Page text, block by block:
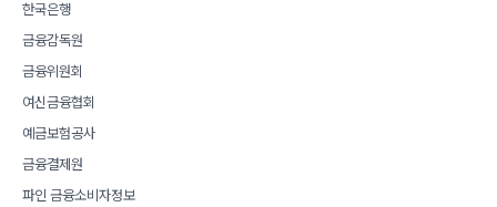
한국은행
금융감독원
금융위원회
여신금융협회
예금보험공사
금융결제원
파인 금융소비자정보